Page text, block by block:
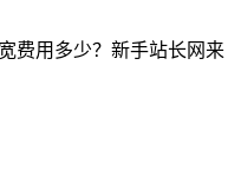
费用多少？新手站长网来